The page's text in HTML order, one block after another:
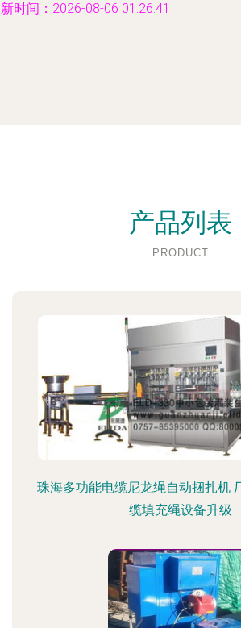
时间：2026-08-06 01:26:41
产品列表
PRODUCT
珠海多功能电缆尼龙绳自动捆扎机
缆填充绳设备升级